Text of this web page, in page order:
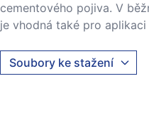
cementového pojiva. V
je vhodná také pro
Soubory ke stažení